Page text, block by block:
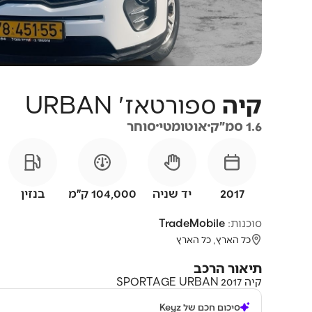
קיה ספורטאז'
1.6 סמ״ק אוטומטי סוחר
2017 יד שניה 104,000 ק״מ בנזין
סוכנות: TradeMobile
כל הארץ, כל הארץ
תיאור הרכב
קיה SPORTAGE URBAN 2017
סיכום חכם של Keyz